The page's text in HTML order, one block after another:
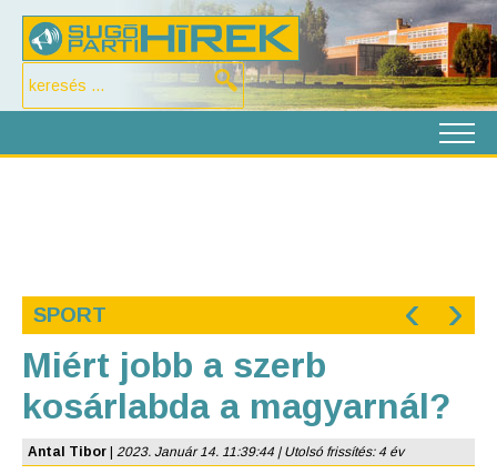
SPORT ‹ ›
Miért jobb a szerb
kosárlabda a magyarnál?
Antal Tibor 2023. Január 14. 11:39:44 | Utolsó frissítés: 4 év